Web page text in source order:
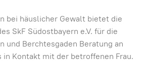
bei häuslicher Gewalt bietet die
SkF Südostbayern e.V. für die
und Berchtesgaden Beratung an
Kontakt mit der betroffenen Frau.